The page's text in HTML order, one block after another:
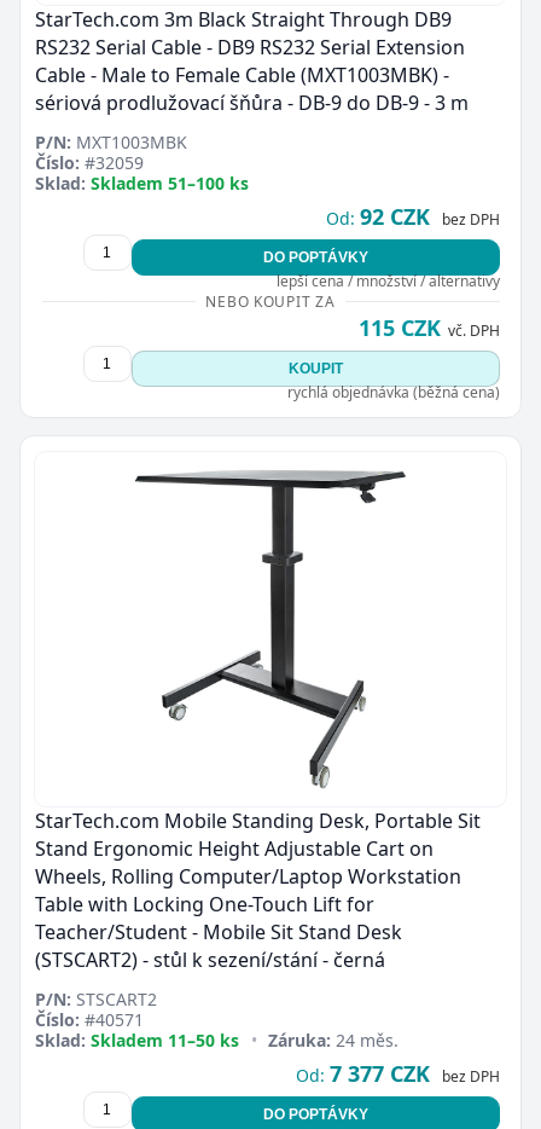
StarTech.com 3m Black Straight Through DB9
RS232 Serial Cable - DB9 RS232 Serial Extension
Cable - Male to Female Cable (MXT1003MBK) -
sériová prodlužovací šňůra - DB-9 do DB-9 - 3 m
P/N: MXT1003MBK
Číslo: #32059
Sklad: Skladem 51–100 ks
Od: 92 CZK bez DPH
DO POPTÁVKY
lepší cena / množství / alternativy
NEBO KOUPIT ZA
115 CZK vč. DPH
KOUPIT
rychlá objednávka (běžná cena)
StarTech.com Mobile Standing Desk, Portable Sit
Stand Ergonomic Height Adjustable Cart on
Wheels, Rolling Computer/Laptop Workstation
Table with Locking One-Touch Lift for
Teacher/Student - Mobile Sit Stand Desk
(STSCART2) - stůl k sezení/stání - černá
P/N: STSCART2
Číslo: #40571
Sklad: Skladem 11–50 ks • Záruka: 24 měs.
Od: 7 377 CZK bez DPH
DO POPTÁVKY